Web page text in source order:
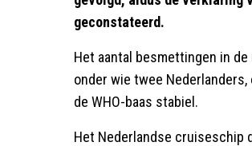
geconstateerd.
Het aantal besmettingen in
onder wie twee
de WHO-baas stabiel.
Het Nederlandse cruiseschip